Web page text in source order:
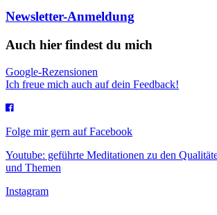
Newsletter-Anmeldung
Auch hier findest du mich
Google-Rezensionen
Ich freue mich auch auf dein Feedback!
Folge mir gern auf Facebook
Youtube: geführte Meditationen zu den
und Themen
Instagram